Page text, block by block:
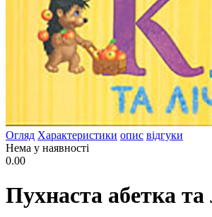
Огляд Характеристики опис відгуки
Нема у наявності
0.00
Пухнаста абетка та